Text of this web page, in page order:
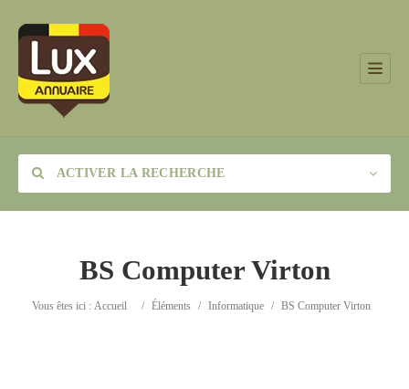
ACTIVER LA RECHERCHE
Catégorie
BS Computer Virton
Vous êtes ici : Accueil / Éléments / Informatique / BS Computer Virton